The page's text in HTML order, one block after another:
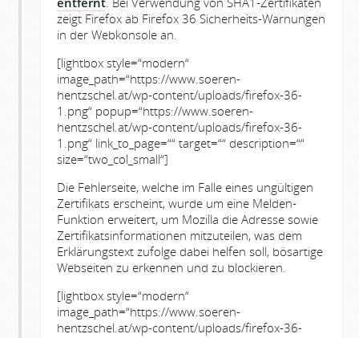
zeigt Firefox ab Firefox 36 Sicherheits-Warnungen
in der Webkonsole an.
[lightbox style=“modern“
image_path=“https://www.soeren-
hentzschel.at/wp-content/uploads/firefox-36-
1.png“ popup=“https://www.soeren-
hentzschel.at/wp-content/uploads/firefox-36-
1.png“ link_to_page=““ target=““ description=““
size=“two_col_small“]
Die Fehlerseite, welche im Falle eines ungültigen
Zertifikats erscheint, wurde um eine Melden-
Funktion erweitert, um Mozilla die Adresse sowie
Zertifikatsinformationen mitzuteilen, was dem
Erklärungstext zufolge dabei helfen soll, bösartige
Webseiten zu erkennen und zu blockieren.
[lightbox style=“modern“
image_path=“https://www.soeren-
hentzschel.at/wp-content/uploads/firefox-36-